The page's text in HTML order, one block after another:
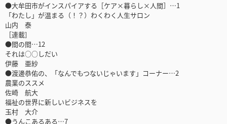
●大牟田市がインスパイアする［ケア×暮らし×人間］…1
「わたし」が温まる（！？）わくわく人生サロン
山内 泰
［連載]
●間の間…12
それは○○しだい
伊藤 亜紗
●渡邊恭佑の、「なんでもつないじゃいます」コーナー…2
農業のススメ
佐崎 航大
福祉の世界に新しいビジネスを
玉村 大介
●うんこあるある…7